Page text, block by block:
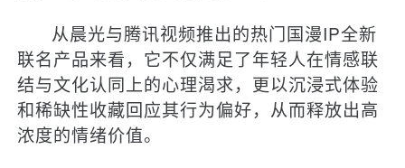
从晨光与腾讯视频推出的热门国漫IP全新
联名产品来看，它不仅满足了年轻人在情感联
结与文化认同上的心理渴求，更以沉浸式体验
和稀缺性收藏回应其行为偏好，从而释放出高
浓度的情绪价值。